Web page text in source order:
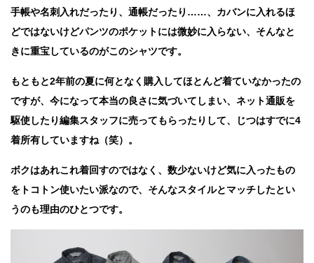
手帳や名刺入れだったり、通帳だったり……、カバンに入れるほ
どではないけどパンツのポケットには微妙に入らない、そんなと
きに重宝しているのがこのシャツです。
もともと2年前の夏に何となく購入してほとんど着ていなかったの
ですが、今になって本当の良さに気づいてしまい、ネット通販を
駆使したり編集スタッフに売ってもらったりして、じつはすでに4
着所有していますね（笑）。
ボクはあれこれ着回すのではなく、数少ないけど気に入ったもの
をトコトン使いたい派なので、そんなスタイルとマッチしたとい
うのも理由のひとつです。